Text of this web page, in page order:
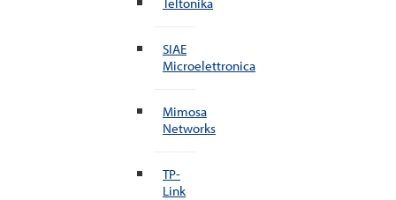
SIAE
Microelettronica
Mimosa
Networks
TP-
Link